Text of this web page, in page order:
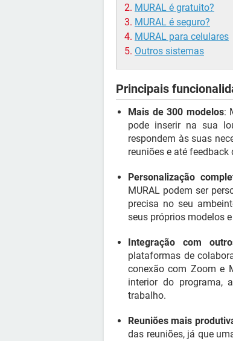
MURAL é gratuito?
MURAL é seguro?
MURAL para celulares
Outros sistemas
Principais
Mais de 300 modelos:
pode inserir na sua
respondem às suas
reuniões e até feedback
Personalização
MURAL podem ser
precisa no seu
seus próprios modelos
Integração com
plataformas de
conexão com Zoom e
interior do programa,
trabalho.
Reuniões mais
das reuniões, já que